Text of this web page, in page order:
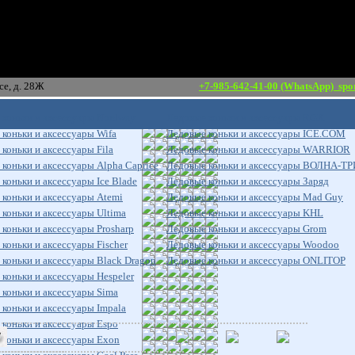
шоссе, д. 28Ж +7-985-642-41-00 (WhatsApp)
и аксессуары Wifa
и аксессуары Fila
и аксессуары Alpha Caprice
и аксессуары Ice Blade
и аксессуары Atemi
и аксессуары Ultima
и аксессуары Prosharp
и аксессуары Fischer
и аксессуары Black Dragon
и аксессуары Hespeler
и аксессуары Sima
и аксессуары Impala
и аксессуары Espo
и аксессуары Exon
Ледовые коньки и аксессуары ICE.COM
Ледовые коньки и аксессуары WARRIOR
Ледовые коньки и аксессуары ВОЛНА-
Ледовые коньки и аксессуары Заряд
Ледовые коньки и аксессуары Mad Guy
Ледовые коньки и аксессуары KHL
Ледовые коньки и аксессуары Grom
Ледовые коньки и аксессуары Woodoo
Ледовые коньки и аксессуары ONLITOP